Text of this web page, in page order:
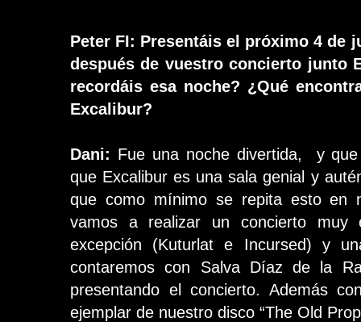
Peter FI: Presentáis el próximo 4 de
después de vuestro concierto junto
recordáis esa noche? ¿Qué
Excalibur?
Dani: Fue una noche divertida, y
que Excalibur es una sala genial y
que como mínimo se repita esto en
vamos a realizar un concierto muy
excepción (Kuturlat e Incursed) y
contaremos con Salva Díaz de la
presentando el concierto. Además
ejemplar de nuestro disco “The Old